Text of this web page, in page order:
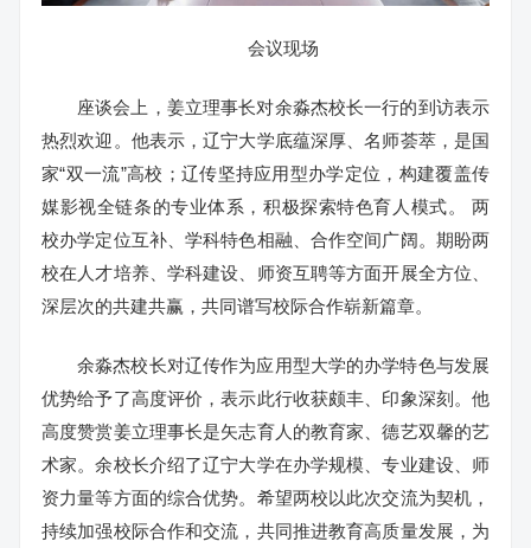
会议现场
座谈会上，姜立理事长对余淼杰校长一行的到访表示
热烈欢迎。他表示，辽宁大学底蕴深厚、名师荟萃，是国
家“双一流”高校；辽传坚持应用型办学定位，构建覆盖传
媒影视全链条的专业体系，积极探索特色育人模式。 两
校办学定位互补、学科特色相融、合作空间广阔。期盼两
校在人才培养、学科建设、师资互聘等方面开展全方位、
深层次的共建共赢，共同谱写校际合作崭新篇章。
余淼杰校长对辽传作为应用型大学的办学特色与发展
优势给予了高度评价，表示此行收获颇丰、印象深刻。他
高度赞赏姜立理事长是矢志育人的教育家、德艺双馨的艺
术家。余校长介绍了辽宁大学在办学规模、专业建设、师
资力量等方面的综合优势。希望两校以此次交流为契机，
持续加强校际合作和交流，共同推进教育高质量发展，为